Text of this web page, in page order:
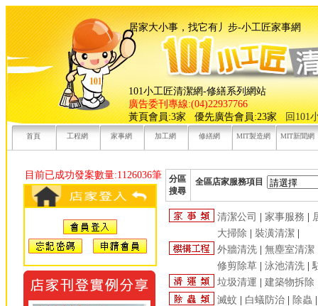
居家大小事，找它有丿步-小工
101小工匠清潔網-修繕系列網站
廣告委刊專線:(04)22937766
黃頁會員:3家 優先廣告會員:23家回101
首頁 工程網 家事網 加工網 修繕網 MIT製造網 MIT新聞網
目前已成功發案數量:1126036筆
分區
搜尋
全區店家服務項目
清潔公司 |家事服務
大掃除 |裝潢清潔
外牆清洗 |無塵室清潔
修剪除草 |泳池清洗 |
垃圾清運 |建築物拆除
滅蚊
白蟻防治 除蟲